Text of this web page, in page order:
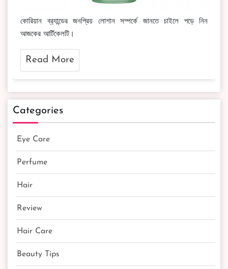
কোরিয়ান ব্র‍্যান্ডের জনপ্রিয় লোশান সম্পর্কে জানতে চাইলে পড়ে নিন
আজকের আর্টিকেলটি।
Read More
Categories
Eye Care
Perfume
Hair
Review
Hair Care
Beauty Tips